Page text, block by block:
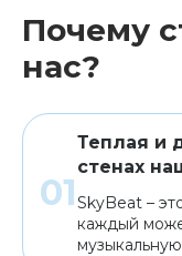
Клавишные
Аренда
Почему
нас?
Теплая и
стенах
SkyBeat –
каждый